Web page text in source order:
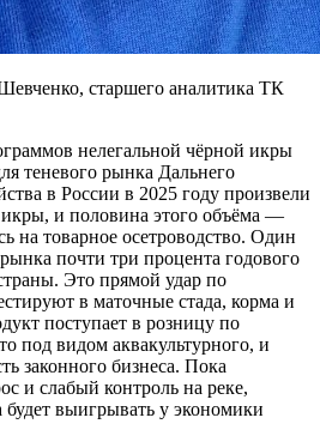
старшего аналитика ТК
нелегальной чёрной икры
теневого рынка Дальнего
в России в 2025 году произвели
икры, и половина этого объёма —
на товарное осетроводство. Один
почти три процента годового
Это прямой удар по
в маточные стада, корма и
поступает в розницу по
под видом аквакультурного, и
законного бизнеса. Пока
и слабый контроль на реке,
будет выигрывать у экономики